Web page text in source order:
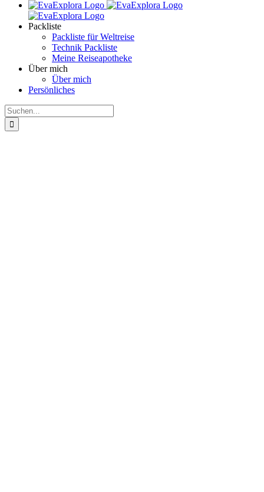
Packliste
Packliste für Weltreise
Technik Packliste
Meine Reiseapotheke
Über mich
Über mich
Persönliches
Suche
nach: